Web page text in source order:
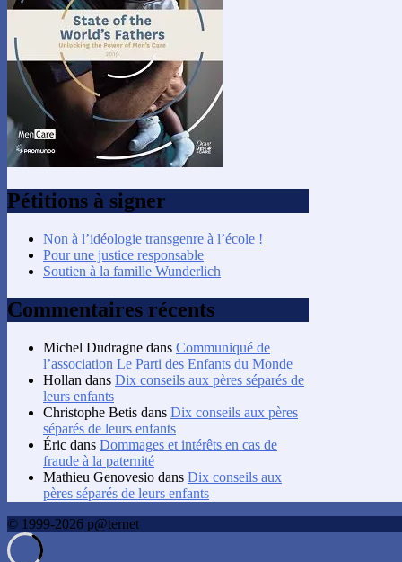
Pétitions à signer
Non à l’idéologie transgenre à l’école !
Pour une justice responsable
Soutien à la famille Wunderlich
Commentaires récents
Michel Dudragne dans Communiqué de
l’association Le Parti des Enfants du Monde
Hollan dans Dix conseils aux pères séparés de
leurs enfants
Christophe Betis dans Dix conseils aux pères
séparés de leurs enfants
Éric dans Dommages et intérêts en cas de
fraude à la paternité
Mathieu Genovesio dans Dix conseils aux
pères séparés de leurs enfants
© 1999-2026 p@ternet